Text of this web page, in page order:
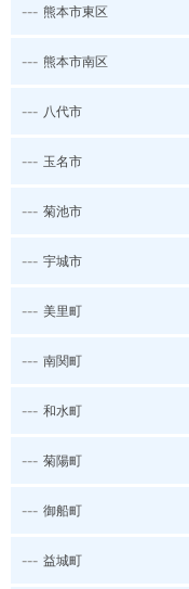
--- 熊本市東区
--- 熊本市南区
--- 八代市
--- 玉名市
--- 菊池市
--- 宇城市
--- 美里町
--- 南関町
--- 和水町
--- 菊陽町
--- 御船町
--- 益城町